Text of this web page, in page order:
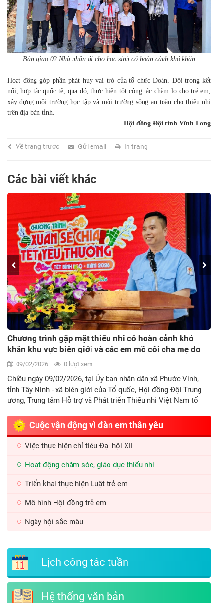
Bàn giao 02 Nhà nhân ái cho học sinh có hoàn cảnh khó khăn
Hoạt động góp phần phát huy vai trò của tổ chức Đoàn, Đội trong kết
nối, hợp tác quốc tế, qua đó, thực hiện tốt công tác chăm lo cho trẻ em,
xây dựng môi trường học tập và môi trường sống an toàn cho thiếu nhi
trên địa bàn tỉnh.
Hội đồng Đội tỉnh Vĩnh Long
Về trang trước Gửi email In trang
Các bài viết khác
Chương trình gặp mặt thiếu nhi có hoàn cảnh khó
khăn khu vực biên giới và các em mồ côi cha mẹ do
ảnh hưởng của đại địch Covid-19 tại Tỉnh Tây Ninh -
Khép lại hành trình “Xuân sẻ chia - Tết yêu thương”
năm 2026
09/02/2026 0 lượt xem
Chiều ngày 09/02/2026, tại Ủy ban nhân dân xã Phước Vinh,
tỉnh Tây Ninh - xã biên giới của Tổ quốc, Hội đồng Đội Trung
ương, Trung tâm Hỗ trợ và Phát triển Thiếu nhi Việt Nam tổ
thiếu nhi có hoàn cảnh khó khăn khu vực biên giới và các em
mồ côi cha mẹ do ảnh hưởng của đại dịch Covid-19, khép lại
hành trình “Xuân sẻ chia - Tết yêu thương” năm 2026.
Cuộc vận động vì đàn em thân yêu
Việc thực hiện chỉ tiêu Đại hội XII
Hoạt động chăm sóc, giáo dục thiếu nhi
Triển khai thực hiện Luật trẻ em
Mô hình Hội đồng trẻ em
Ngày hội sắc màu
Lịch công tác tuần
Hệ thống văn bản